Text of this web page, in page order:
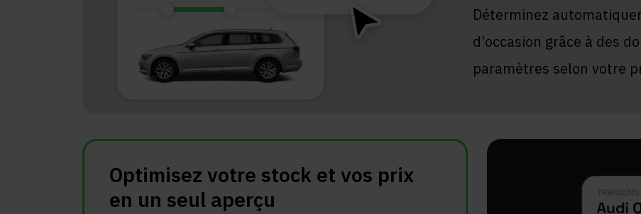
Déterminez
d’occasion grâce à des
paramètres selon votre
Optimisez votre stock et vos prix
en un seul aperçu